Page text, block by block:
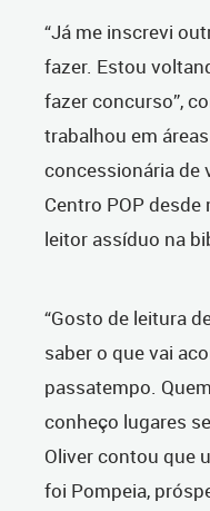
“Já me inscrevi
fazer. Estou
fazer concurso”,
trabalhou em
concessionária de
Centro POP
leitor assíduo na
“Gosto de leitura
saber o que vai
passatempo.
conheço lugares
Oliver contou que
foi Pompeia,